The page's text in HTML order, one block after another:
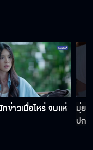
ต้องเป็นศัตรูกันแล้ว
ริงที่ไหนกัน
ข่าวเมื่อไหร่ จบแห่
มุ่ย
ปกป้